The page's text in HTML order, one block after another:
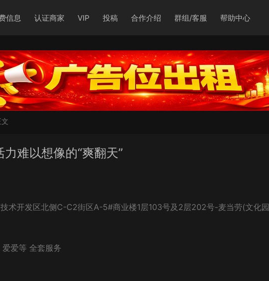
信息 认证商家 VIP 投稿 合作介绍 群组/客服 帮助中心
文
难以想像的“爽翻天”
技术开发区北侧C-C2街区A-5#商业楼1层103号及2层202号-麦当劳(文化园
爱爱等 全套服务